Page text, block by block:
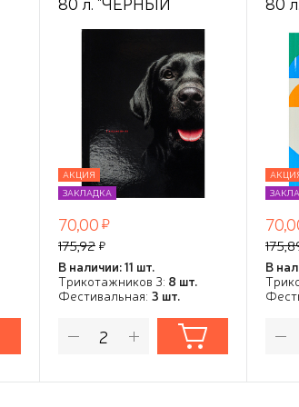
ЛАБРАДОР",
обл,ТМ"Collezione"
АКЦИЯ
ЗАКЛАДКА
70,00
175,92
В наличии: 11 шт.
Трикотажников 3: 8 шт.
Фестивальная: 3 шт.
софт-
В